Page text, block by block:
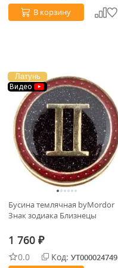
В корзину
Латунь
Видео
Бусина темлячная byMordor
Знак зодиака Близнецы
1 760 ₽
0.0 Код: УТ000024749